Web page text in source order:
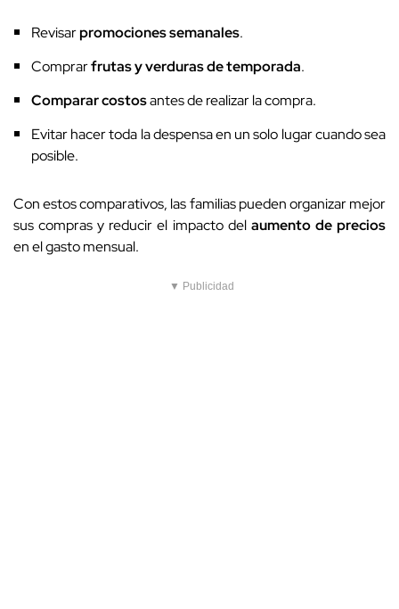
Revisarpromociones semanales.
Comprarfrutas y verduras de temporada.
Comparar costosantes de realizar la compra.
Evitar hacer toda la despensa en un solo lugar cuando sea
posible.
Con estos comparativos, las familias pueden organizar mejor
sus compras y reducir el impacto del aumento de precios
en el gasto mensual.
▼ Publicidad